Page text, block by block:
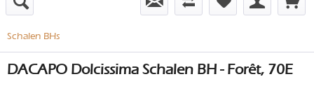
Schalen BHs
DACAPO Dolcissima Schalen BH - Forêt, 70E